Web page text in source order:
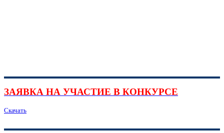
ЗАЯВКА НА УЧАСТИЕ В КОНКУРСЕ
Скачать